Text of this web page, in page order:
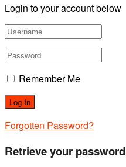
Login to your account below
Remember Me
Forgotten Password?
Retrieve your password